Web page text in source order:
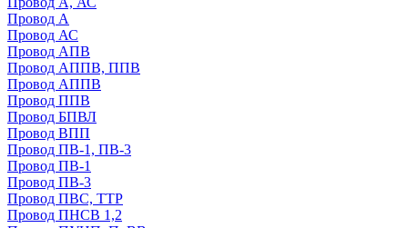
Провод А
Провод АС
Провод АПВ
Провод АППВ, ППВ
Провод АППВ
Провод ППВ
Провод БПВЛ
Провод ВПП
Провод ПВ-1, ПВ-3
Провод ПВ-1
Провод ПВ-3
Провод ПВС, ТТР
Провод ПНСВ 1,2